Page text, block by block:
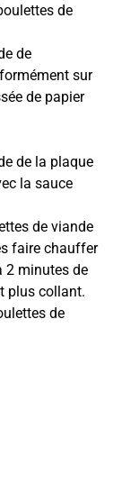
de
de
sur
de papier
de la plaque
la sauce
de viande
faire chauffer
2 minutes de
plus collant.
de